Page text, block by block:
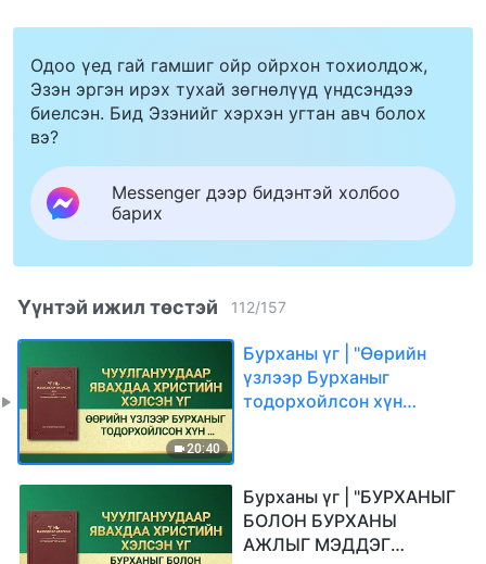
Одоо үед гай гамшиг ойр ойрхон тохиолдож,
Эзэн эргэн ирэх тухай зөгнөлүүд үндсэндээ
биелсэн. Бид Эзэнийг хэрхэн угтан авч болох
вэ?
Messenger дээр бидэнтэй холбоо
барих
Үүнтэй ижил төстэй 112/157
20:40
Бурханы үг | "Өөрийн
үзлээр Бурханыг
тодорхойлсон хүн
Бурханы үг | "БУРХАНЫГ
БОЛОН БУРХАНЫ
АЖЛЫГ МЭДДЭГ